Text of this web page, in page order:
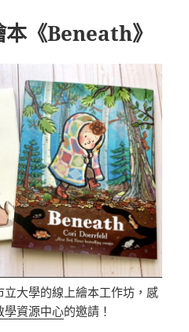
《Beneath》
立大學的線上繪本工作坊，感
學資源中心的邀請！